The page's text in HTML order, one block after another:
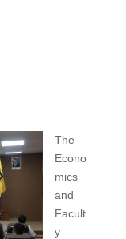
The
Econo
mics
and
Facult
y